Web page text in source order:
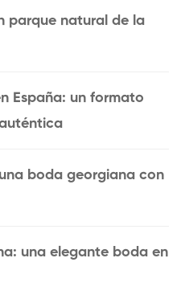
parque natural de la
España: un formato
boda georgiana con
una elegante boda en